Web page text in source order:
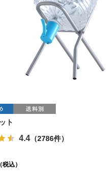
ト
4.4 （2786件）
（税込）